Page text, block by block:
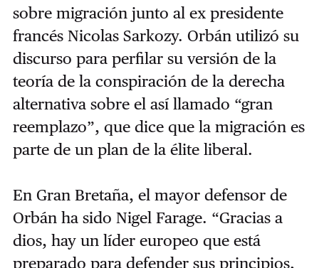
sobre migración junto al ex presidente
francés Nicolas Sarkozy. Orbán utilizó su
discurso para perfilar su versión de la
teoría de la conspiración de la derecha
alternativa sobre el así llamado “gran
reemplazo”, que dice que la migración es
parte de un plan de la élite liberal.
En Gran Bretaña, el mayor defensor de
Orbán ha sido Nigel Farage. “Gracias a
dios, hay un líder europeo que está
preparado para defender sus principios,